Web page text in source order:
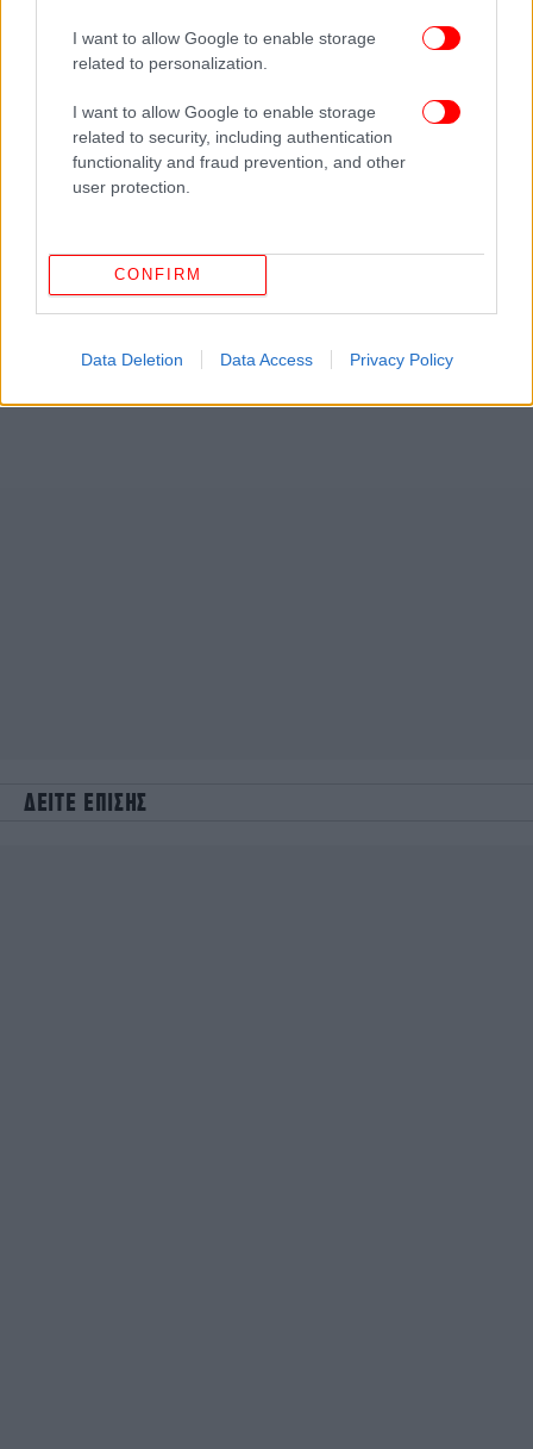
I want to allow Google to enable storage
related to personalization.
I want to allow Google to enable storage
related to security, including authentication
functionality and fraud prevention, and other
user protection.
CONFIRM
Data Deletion Data Access Privacy Policy
ΔΕΙΤΕ ΕΠΙΣΗΣ